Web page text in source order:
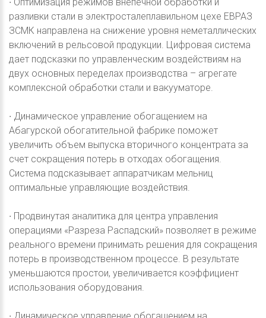
разливки стали в электросталеплавильном цехе ЕВРАЗ
ЗСМК направлена на снижение уровня неметаллических
включений в рельсовой продукции. Цифровая система
дает подсказки по управленческим воздействиям на
двух основных переделах производства – агрегате
комплексной обработки стали и вакууматоре.
∙ Динамическое управление обогащением на
Абагурской обогатительной фабрике поможет
увеличить объем выпуска вторичного концентрата за
счет сокращения потерь в отходах обогащения.
Система подсказывает аппаратчикам мельниц
оптимальные управляющие воздействия.
∙ Продвинутая аналитика для центра управления
операциями «Разреза Распадский» позволяет в режиме
реального времени принимать решения для сокращения
потерь в производственном процессе. В результате
уменьшаются простои, увеличивается коэффициент
использования оборудования.
∙ Динамическое управление обогащением на